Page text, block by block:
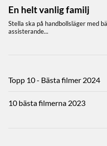
Topp 10 - Bästa filmer 2024
10 bästa filmerna 2023